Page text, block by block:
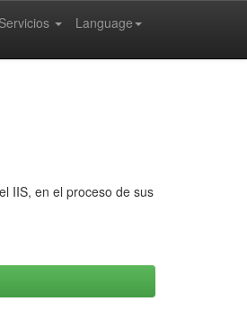
Language
Servicios
IIS, en el proceso de sus